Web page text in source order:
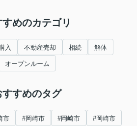
すめのカテゴリ
入 不動産売却 相続 解体
オープンルーム
すすめのタグ
市 #岡崎市 #岡崎市 #岡崎市